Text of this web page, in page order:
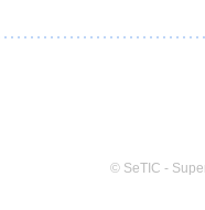
© SeTIC -